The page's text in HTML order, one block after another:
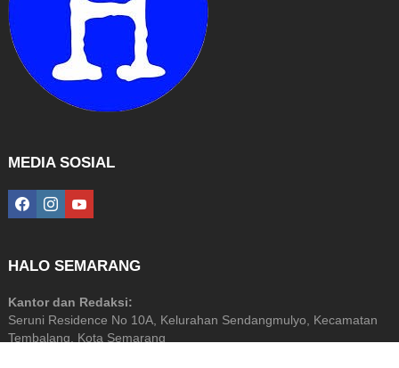
MEDIA SOSIAL
facebookinstagramyoutube
HALO SEMARANG
Kantor dan Redaksi:
Seruni Residence No 10A, Kelurahan Sendangmulyo, Kecamatan
Tembalang, Kota Semarang